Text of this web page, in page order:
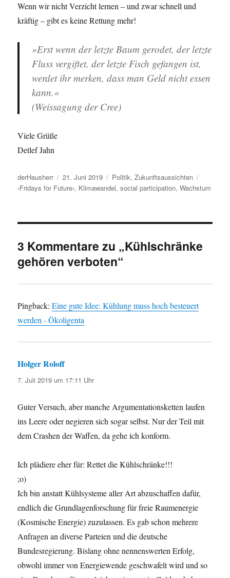
Wenn wir nicht Verzicht lernen – und zwar schnell und
kräftig – gibt es keine Rettung mehr!
»Erst wenn der letzte Baum gerodet, der letzte
Fluss vergiftet, der letzte Fisch gefangen ist,
werdet ihr merken, dass man Geld nicht essen
kann.«
(Weissagung der Cree)
Viele Grüße
Detlef Jahn
Autor
derHausherr
Veröffentlicht
am
21. Juni 2019 Kategorien
Politik,Zukunftsaussichten
Schlagwörter
›Fridays for Future‹, Klimawandel,social participation,Wachstum
3 Kommentare zu „Kühlschränke
gehören verboten“
Pingback:Eine gute Idee: Kühlung muss hoch besteuert
werden - Ökoligenta
Holger Roloffsagt:
7. Juli 2019 um 17:11 Uhr
Guter Versuch, aber manche Argumentationsketten laufen
ins Leere oder negieren sich sogar selbst. Nur der Teil mit
dem Crashen der Waffen, da gehe ich konform.
Ich plädiere eher für: Rettet die Kühlschränke!!!
;o)
Ich bin anstatt Kühlsysteme aller Art abzuschaffen dafür,
endlich die Grundlagenforschung für freie Raumenergie
(Kosmische Energie) zuzulassen. Es gab schon mehrere
Anfragen an diverse Parteien und die deutsche
Bundesregierung. Bislang ohne nennenswerten Erfolg,
obwohl immer von Energiewende geschwafelt wird und so